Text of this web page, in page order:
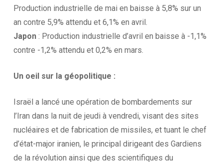
Production industrielle de mai en baisse à 5,8% sur un
an contre 5,9% attendu et 6,1% en avril.
Japon: Production industrielle d’avril en baisse à -1,1%
contre -1,2% attendu et 0,2% en mars.
Un oeil sur la géopolitique :
Israël a lancé une opération de bombardements sur
l’Iran dans la nuit de jeudi à vendredi, visant des sites
nucléaires et de fabrication de missiles, et tuant le chef
d’état-major iranien, le principal dirigeant des Gardiens
de la révolution ainsi que des scientifiques du